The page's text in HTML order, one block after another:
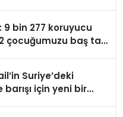
9 bin 277 koruyucu
çocuğumuzu baş tacı
Suriye’deki
barışı için yeni bir